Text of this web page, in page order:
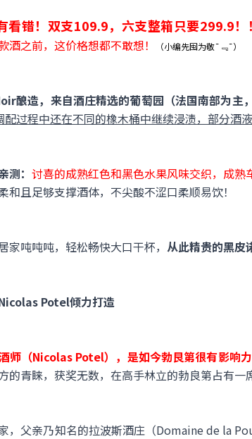
看错！双支109.9，六支整箱只要299.9！
酒之前，这价格想都不敢想！
（小编先囤为敬¯﹃¯）
酿造，来自酒庄精选的葡萄园（法国南部为主
配过程中还在不同的橡木桶中继续浸渍，部分酒
： 讨喜的成熟红色和黑色水果风味交织，成
和且足够支撑酒体，不尖酸不涩口柔顺易饮！
家吨吨吨，轻松畅快大口干杯， 从此精贵的黑皮
Potel倾力打造
师（Nicolas Potel），是如今勃艮第很有影响力
的青睐，获奖无数，在高手林立的勃良第占有一
，父亲乃知名的拉波斯酒庄（Domaine de la